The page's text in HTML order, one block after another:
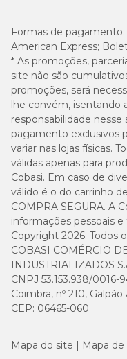
Formas de pagamento:
American Express;
* As promoções,
site não são
promoções, será
lhe convém, isentando
responsabilidade
pagamento exclusivos
variar nas lojas físicas.
válidas apenas para
Cobasi. Em caso de
válido é o do carrinho
COMPRA SEGURA. A
informações pessoais e
Copyright 2026. Todos
COBASI COMÉRCIO
INDUSTRIALIZADOS
CNPJ 53.153.938/0016-
Coimbra, nº 210,
CEP: 06465-060
Mapa do site Mapa